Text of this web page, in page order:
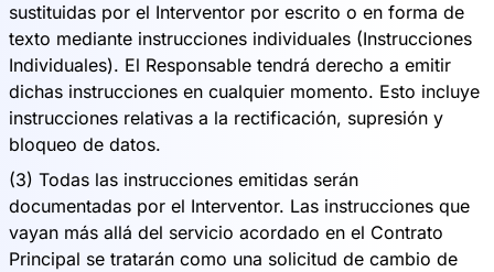
sustituidas por el Interventor por escrito o en forma de
texto mediante instrucciones individuales (Instrucciones
Individuales). El Responsable tendrá derecho a emitir
dichas instrucciones en cualquier momento. Esto incluye
instrucciones relativas a la rectificación, supresión y
bloqueo de datos.
(3) Todas las instrucciones emitidas serán
documentadas por el Interventor. Las instrucciones que
vayan más allá del servicio acordado en el Contrato
Principal se tratarán como una solicitud de cambio de